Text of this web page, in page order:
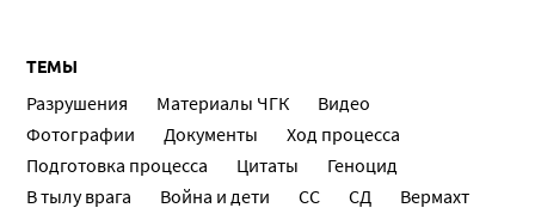
ТЕМЫ
Разрушения Материалы ЧГК
Видео
Фотографии
Документы
Ход процесса
Подготовка процесса
Цитаты
Геноцид
В тылу врага
Война и дети СС СД
Вермахт